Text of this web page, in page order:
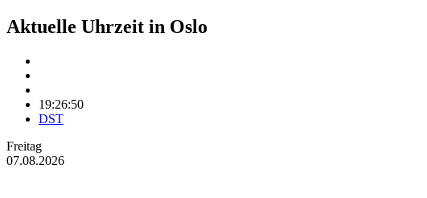
Aktuelle Uhrzeit in Oslo
19:26:50
DST
Freitag
07.08.2026